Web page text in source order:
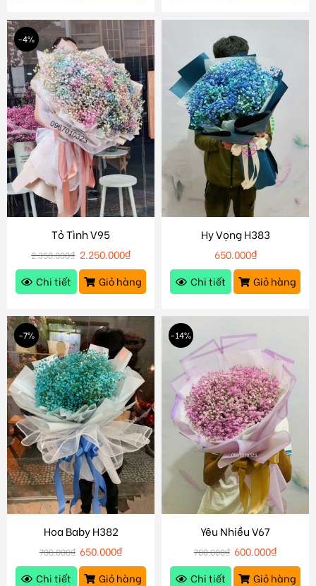
-4%
Tỏ Tình V95
2.350.000₫ 2.250.000₫
Chi tiết
Giỏ hàng
Hy Vọng H383
650.000₫
Chi tiết
Giỏ hàng
-7%
Hoa Baby H382
700.000₫ 650.000₫
Chi tiết
Giỏ hàng
-14%
Yêu Nhiều V67
700.000₫ 600.000₫
Chi tiết
Giỏ hàng